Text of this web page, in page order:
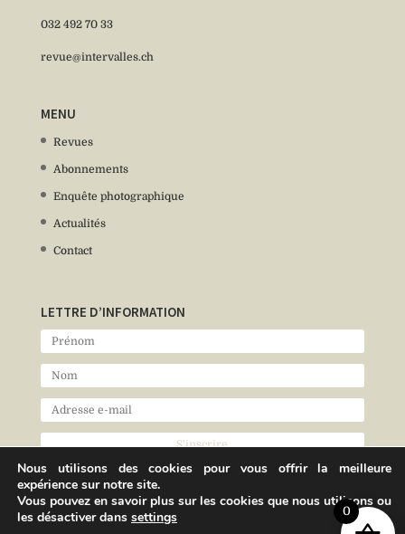
032 492 70 33
revue@intervalles.ch
MENU
Revues
Abonnements
Enquête photographique
Actualités
Contact
LETTRE D’INFORMATION
Nous utilisons des cookies pour vous offrir la meilleure
expérience sur notre site.
Vous pouvez en savoir plus sur les cookies que nous utilisons ou
les désactiver dans settings 0